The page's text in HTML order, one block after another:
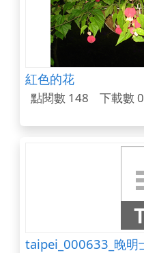
紅色的花
點閱數 148 下載數 0
taipei_000633_晚明